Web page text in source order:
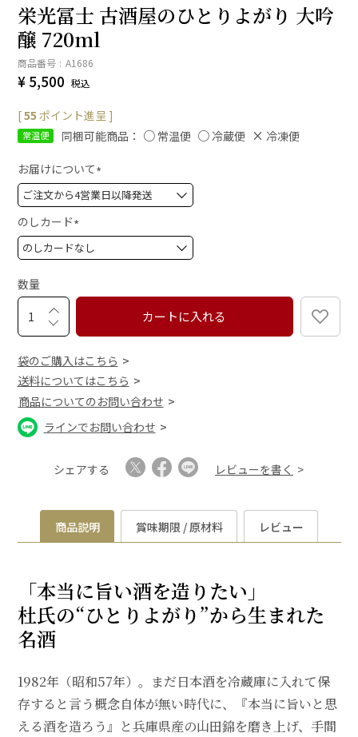
栄光冨士 古酒屋のひとりよがり 大吟
醸 720ml
商品番号 A1686
¥ 5,500 税込
[55 ポイント進呈 ]
常温便 同梱可能商品： 常温便 冷蔵便 冷凍便
お届けについて
(
必
)
のしカード
(
必
数量
カートに入れる
袋のご購入はこちら
送料についてはこちら
商品についてのお問い合わせ
ラインでお問い合わせ
シェアする レビューを書く
商品説明 賞味期限 / 原材料 レビュー
「本当に旨い酒を造りたい」
杜氏の“ひとりよがり”から生まれた
名酒
1982年（昭和57年）。まだ日本酒を冷蔵庫に入れて保
存すると言う概念自体が無い時代に、『本当に旨いと思
える酒を造ろう』と兵庫県産の山田錦を磨き上げ、手間